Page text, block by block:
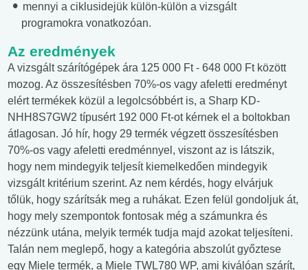
mennyi a ciklusidejük külön-külön a vizsgált
programokra vonatkozóan.
Az eredmények
A vizsgált szárítógépek ára 125 000 Ft - 648 000 Ft között
mozog. Az összesítésben 70%-os vagy afeletti eredményt
elért termékek közül a legolcsóbbért is, a Sharp KD-
NHH8S7GW2 típusért 192 000 Ft-ot kérnek el a boltokban
átlagosan. Jó hír, hogy 29 termék végzett összesítésben
70%-os vagy afeletti eredménnyel, viszont az is látszik,
hogy nem mindegyik teljesít kiemelkedően mindegyik
vizsgált kritérium szerint. Az nem kérdés, hogy elvárjuk
tőlük, hogy szárítsák meg a ruhákat. Ezen felül gondoljuk át,
hogy mely szempontok fontosak még a számunkra és
nézzünk utána, melyik termék tudja majd azokat teljesíteni.
Talán nem meglepő, hogy a kategória abszolút győztese
egy Miele termék, a Miele TWL780 WP, ami kiválóan szárít,